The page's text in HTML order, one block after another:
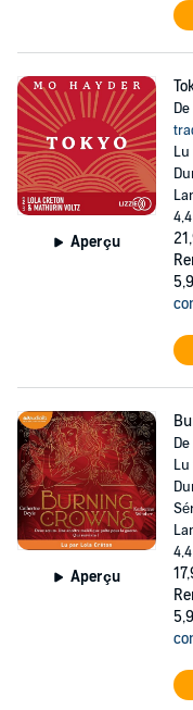
Aperçu
De
Lu
4,4
Aperçu
De
Lu
4,4